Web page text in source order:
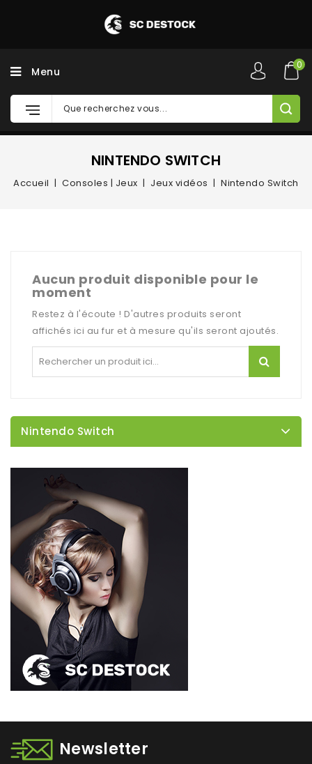
Menu
0
NINTENDO SWITCH
Accueil Consoles | Jeux Jeux vidéos Nintendo Switch
Aucun produit disponible pour le
moment
Restez à l'écoute ! D'autres produits seront
affichés ici au fur et à mesure qu'ils seront ajoutés.
Nintendo Switch
Newsletter